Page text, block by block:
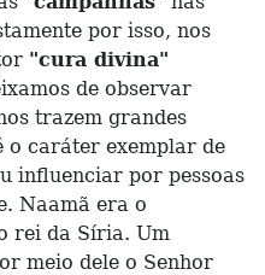
por isso, nos
"cura divina"
de observar
trazem grandes
o caráter exemplar de
influenciar por pessoas
Naamã era o
rei da Síria. Um
meio dele o Senhor